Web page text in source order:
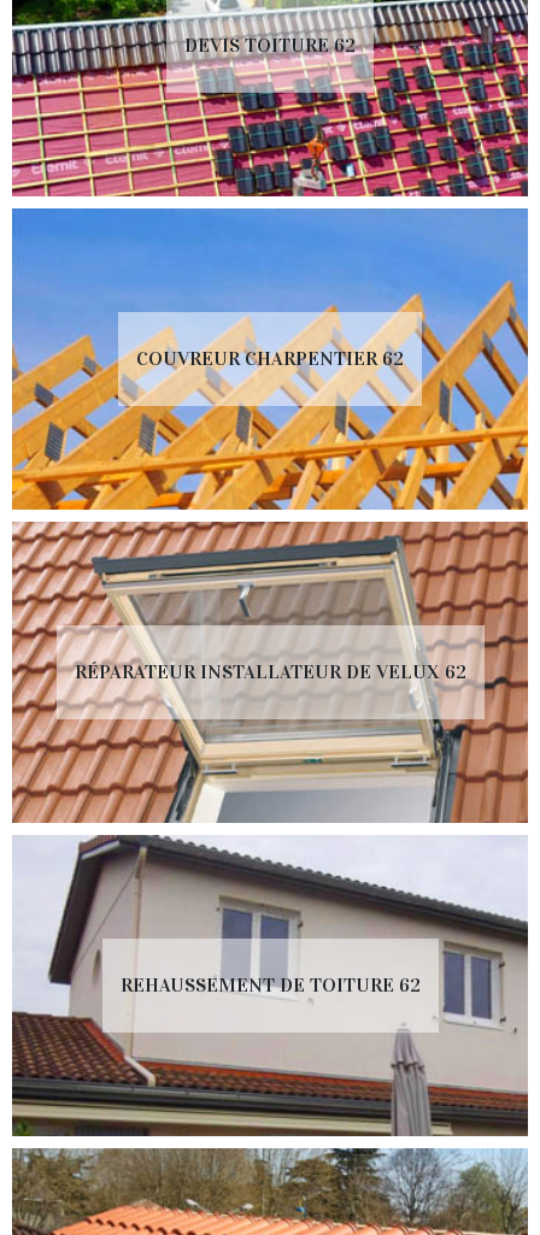
DEVIS TOITURE 62
COUVREUR CHARPENTIER 62
RÉPARATEUR INSTALLATEUR DE VELUX 62
REHAUSSEMENT DE TOITURE 62